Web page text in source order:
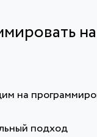
на
подход